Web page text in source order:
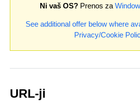
Ni vaš OS?Prenos za
See additional offer below where
Privacy/Cookie
URL-ji